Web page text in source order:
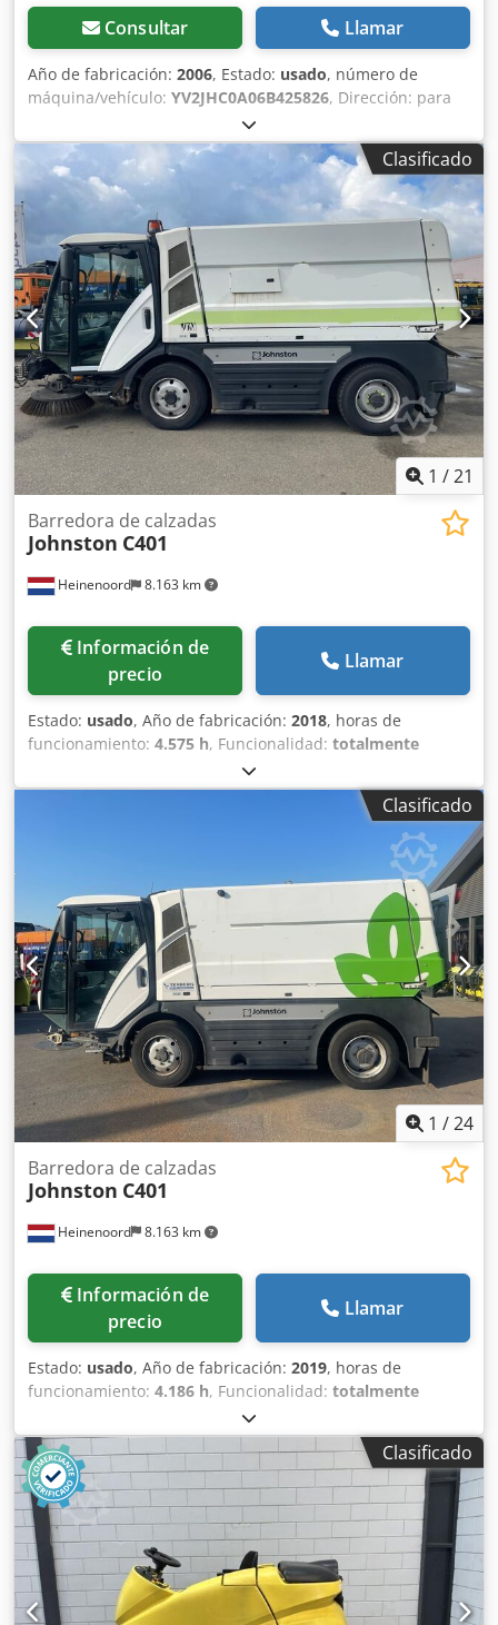
Consultar Llamar
Año de fabricación: 2006, Estado: usado, número de
máquina/vehículo: YV2JHC0A06B425826, Dirección: para
vehículos con volante a la derecha (RHD) Dedpjiy Drajfx Ai
Ujkr Emisiones: norma EUR 3 Sistema de limpieza con
cepillos laterales Capacidad del depósito de aguas
residuales: 8 m³ Capacidad de los depósitos de agua
limpia: 3.500 litros Motor auxiliar: Mercedes Benz OM904
Capacidad de la bomba de limpieza de pavimentos: 120
l/min, 220 bar Manguera de aspiración manual en la parte
trasera
Clasificado
1 /21
Heinenoord 8.163 km
Barredora de calzadas
Johnston C401
Información de
precio
Llamar
Estado: usado, Año de fabricación: 2018, horas de
funcionamiento: 4.575 h, Funcionalidad: totalmente
, número de máquina/vehículo:
TEBC51AF1JKVJ1152, potencia:118 kW (160,44 CV), primer
diésel, peso
diésel, tipo de
Euro 6, volumen
del espacio de carga:4 m³, Equipamiento:ABS, aire
acondicionado, Dirección en las cuatro ruedas, preparado
para un tercer cepillo. Dedpfx Aiszqtmps Ujkr
Clasificado
1 /24
Heinenoord 8.163 km
Barredora de calzadas
Johnston C401
Información de
precio
Llamar
Estado: usado, Año de fabricación: 2019, horas de
funcionamiento: 4.186 h, Funcionalidad: totalmente
, número de máquina/vehículo:
TEBV50AF6KKVJ1529, kilometraje:37.973 km, potencia:
118 kW (160,44 CV), tipo de combustible: diésel, peso
máximo de la carga:10.500 kg, combustible:diésel, tipo de
engranaje:hidrostático, clase de emisión:Euro 6, volumen
del espacio de carga:
4 m³, Equipamiento:
acondicionado, 40 km/h, dirección en las 4 ruedas,
contenedor: volquete de descarga alta y basculante.
Dedpfxozqtiwo Ai Uokr
Clasificado